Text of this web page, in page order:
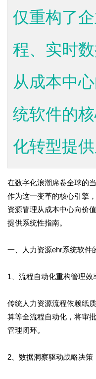
仅重构了
程、实时
从成本中
统软件的
化转型提
在数字化浪潮席卷全球的
作为这一变革的核心引擎
资源管理从成本中心向价
提供系统性指南。
一、人力资源ehr系统软件
1、流程自动化重构管理效
传统人力资源流程依赖纸
算等全流程自动化，将审
管理闭环。
2、数据洞察驱动战略决策